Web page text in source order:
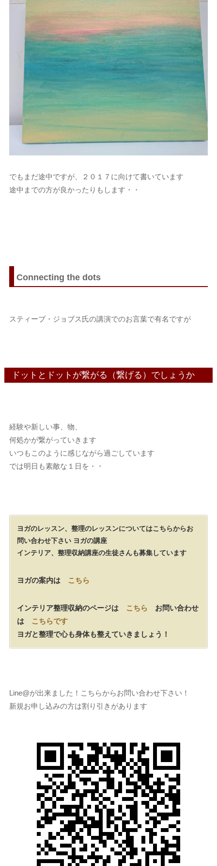
でもまだ途中ですが、２０１７に向けて書いています
途中までの方が良かったりもします・・
Connecting the dots
スティーブ・ジョブス氏の講演でのお言葉で有名ですが
ドットとドットが繋がる（繋げる）でしょうか
経験や新しい事、物、
何処かが繋がっていきます
いつもこのように感じながら過ごしています
では明日も素敵な１日を・・
ヨガのレッスン、整理のレッスンについてはこちらからお
問い合わせ下さい ヨガの講座
インテリア、整理収納講座の生徒さんも募集しています
ヨガの案内は こちら
インテリア整理収納のページは こちら お問い合わせ
は こちらです
ヨガと整理で心も身体も整えていきましょう！
Line@が出来ました！こちらからお問い合わせ下さい！
新規お申し込みの方は割り引きがあります